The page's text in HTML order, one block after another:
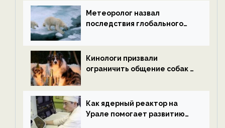
Метеоролог назвал
последствия глобального
ECOportal
Кинологи призвали
ограничить общение собак с
ECOportal
Как ядерный реактор на
Урале помогает развитию